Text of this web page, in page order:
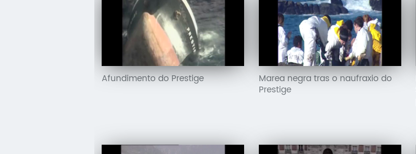
Afundimento do Prestige
Marea negra tras o naufraxio do
Prestige